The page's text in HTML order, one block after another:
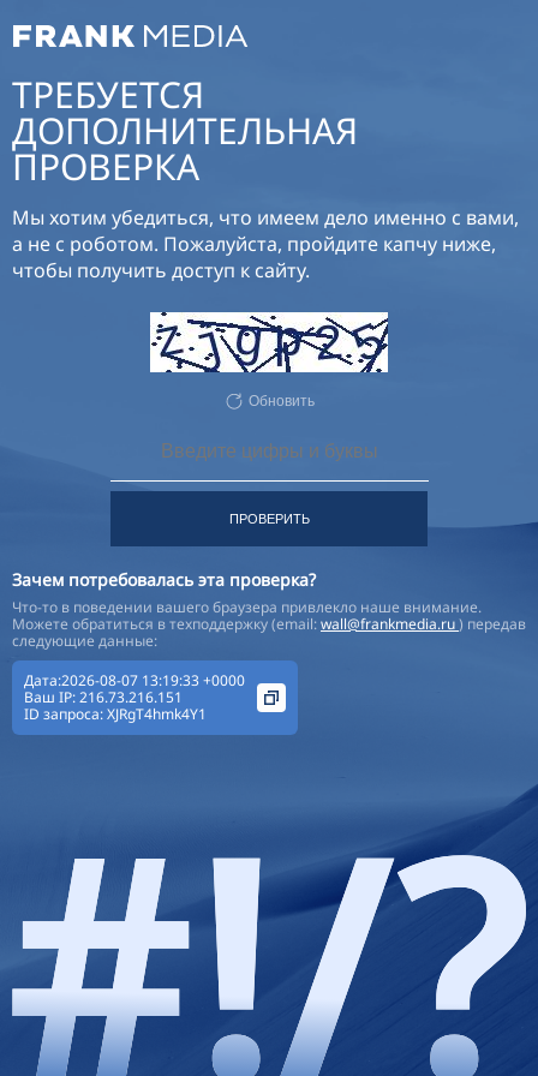
ТРЕБУЕТСЯ
ДОПОЛНИТЕЛЬНАЯ
ПРОВЕРКА
Мы хотим убедиться, что имеем дело именно с вами,
а не с роботом. Пожалуйста, пройдите капчу ниже,
чтобы получить доступ к сайту.
Обновить
ПРОВЕРИТЬ
Зачем потребовалась эта проверка?
Что-то в поведении вашего браузера привлекло наше внимание.
Можете обратиться в техподдержку (email:wall@frankmedia.ru) передав
следующие данные:
Дата:2026-08-07 13:19:33 +0000
Ваш IP:216.73.216.151
ID запроса:XJRgT4hmk4Y1